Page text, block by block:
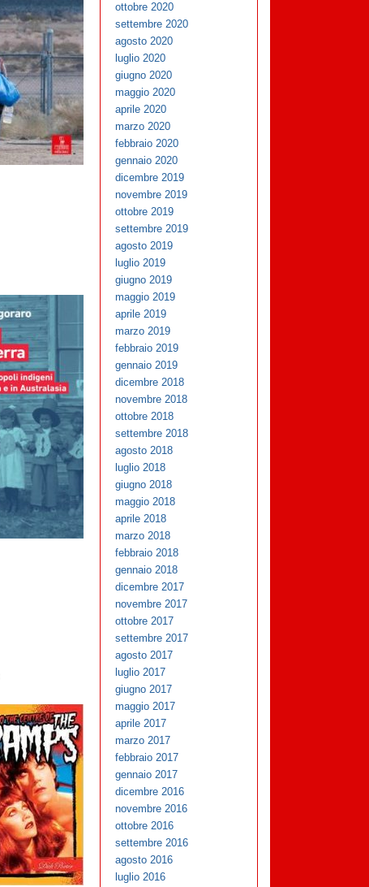
ottobre 2020
settembre 2020
agosto 2020
luglio 2020
giugno 2020
maggio 2020
aprile 2020
marzo 2020
febbraio 2020
gennaio 2020
dicembre 2019
novembre 2019
ottobre 2019
settembre 2019
agosto 2019
luglio 2019
giugno 2019
maggio 2019
aprile 2019
marzo 2019
febbraio 2019
gennaio 2019
dicembre 2018
novembre 2018
ottobre 2018
settembre 2018
agosto 2018
luglio 2018
giugno 2018
maggio 2018
aprile 2018
marzo 2018
febbraio 2018
gennaio 2018
dicembre 2017
novembre 2017
ottobre 2017
settembre 2017
agosto 2017
luglio 2017
giugno 2017
maggio 2017
aprile 2017
marzo 2017
febbraio 2017
gennaio 2017
dicembre 2016
novembre 2016
ottobre 2016
settembre 2016
agosto 2016
luglio 2016